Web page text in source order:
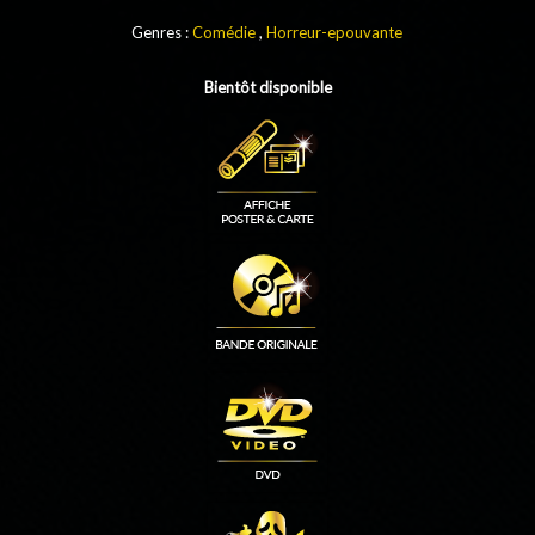
Genres :Comédie,Horreur-epouvante
Bientôt disponible